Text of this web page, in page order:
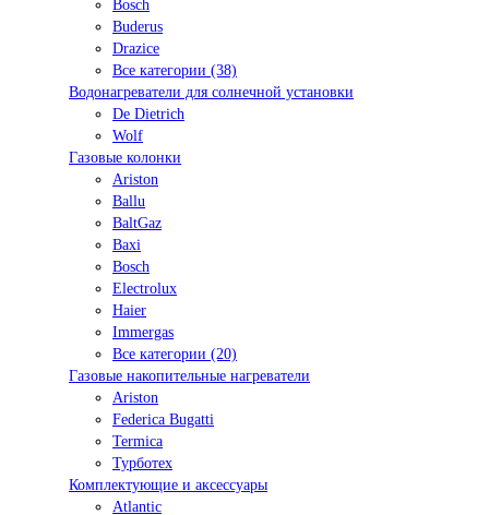
Bosch
Buderus
Drazice
Все категории (38)
Водонагреватели для солнечной установки
De Dietrich
Wolf
Газовые колонки
Ariston
Ballu
BaltGaz
Baxi
Bosсh
Electrolux
Haier
Immergas
Все категории (20)
Газовые накопительные нагреватели
Ariston
Federica Bugatti
Termica
Турботех
Комплектующие и аксессуары
Atlantic